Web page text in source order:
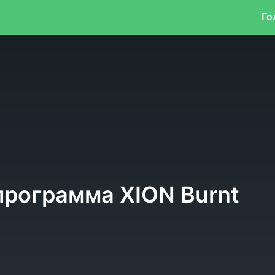
XION Burnt